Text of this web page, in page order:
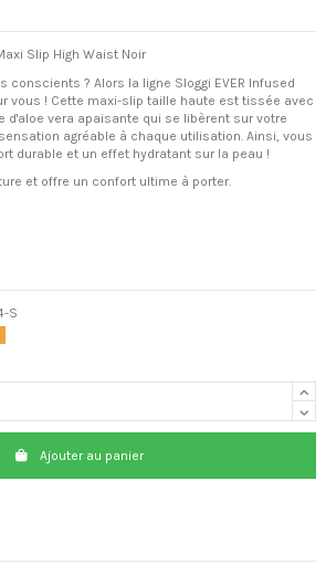
Slip High Waist Noir
conscients ? Alors la ligne Sloggi EVER Infused
vous ! Cette maxi-slip taille haute est tissée avec
d'aloe vera apaisante qui se libèrent sur votre
agréable à chaque utilisation. Ainsi, vous
durable et un effet hydratant sur la peau !
et offre un confort ultime à porter.
S
Ajouter au panier